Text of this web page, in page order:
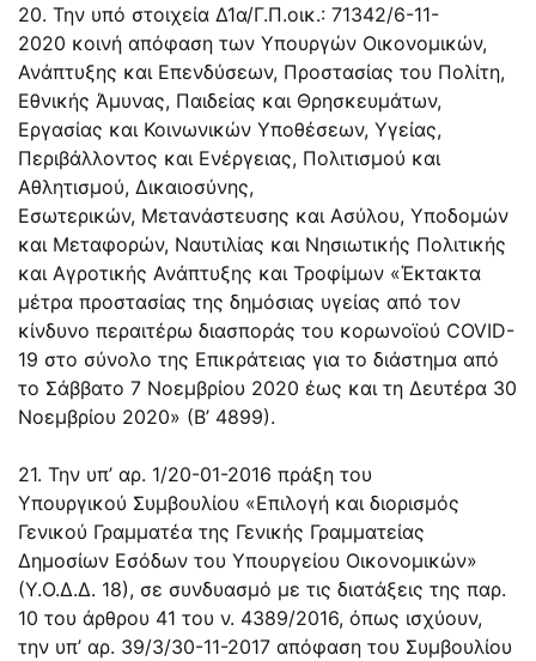
20. Την υπό στοιχεία Δ1α/Γ.Π.οικ.: 71342/6-11-
2020 κοινή απόφαση των Υπουργών Οικονομικών,
Ανάπτυξης και Επενδύσεων, Προστασίας του Πολίτη,
Εθνικής Άμυνας, Παιδείας και Θρησκευμάτων,
Εργασίας και Κοινωνικών Υποθέσεων, Υγείας,
Περιβάλλοντος και Ενέργειας, Πολιτισμού και
Αθλητισμού, Δικαιοσύνης,
Εσωτερικών, Μετανάστευσης και Ασύλου, Υποδομών
και Μεταφορών, Ναυτιλίας και Νησιωτικής Πολιτικής
και Αγροτικής Ανάπτυξης και Τροφίμων «Έκτακτα
μέτρα προστασίας της δημόσιας υγείας από τον
κίνδυνο περαιτέρω διασποράς του κορωνοϊού COVID-
19 στο σύνολο της Επικράτειας για το διάστημα από
το Σάββατο 7 Νοεμβρίου 2020 έως και τη Δευτέρα 30
Νοεμβρίου 2020» (Β’ 4899).
21. Την υπ’ αρ. 1/20-01-2016 πράξη του
Υπουργικού Συμβουλίου «Επιλογή και διορισμός
Γενικού Γραμματέα της Γενικής Γραμματείας
Δημοσίων Εσόδων του Υπουργείου Οικονομικών»
(Υ.Ο.Δ.Δ. 18), σε συνδυασμό με τις διατάξεις της παρ.
10 του άρθρου 41 του ν. 4389/2016, όπως ισχύουν,
την υπ’ αρ. 39/3/30-11-2017 απόφαση του Συμβουλίου